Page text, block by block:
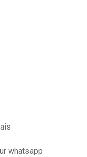
whatsapp